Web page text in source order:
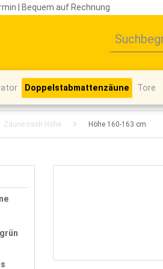
| Bequem auf Rechnung
Doppelstabmattenzäune Tore
Zäune nach Höhe Höhe 160-163 cm